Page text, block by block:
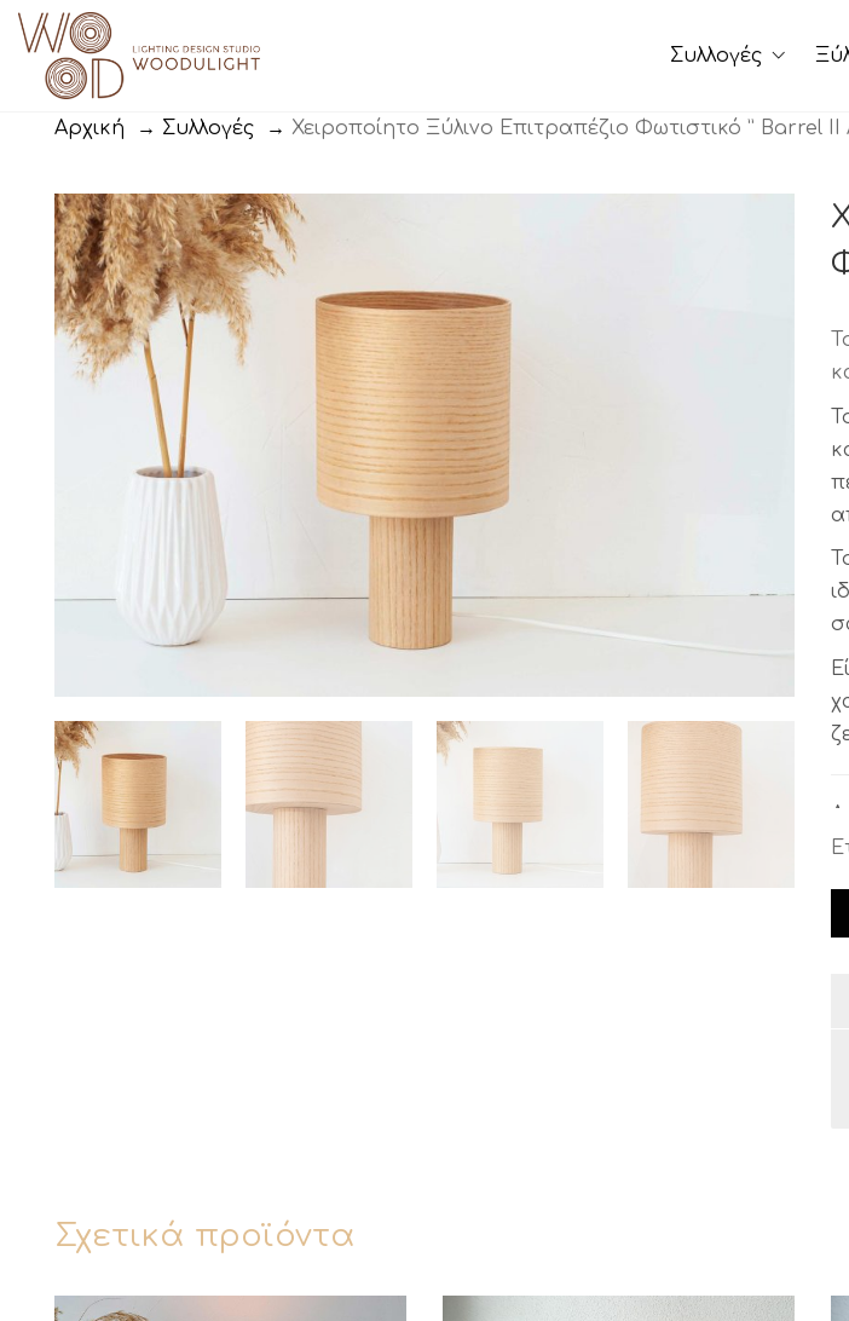
Συλλογές
Αρχική → Συλλογές → Χειροποίητο Ξύλινο Επιτραπέζιο Φωτιστικό ” Barrel II
Σχετικά προϊόντα